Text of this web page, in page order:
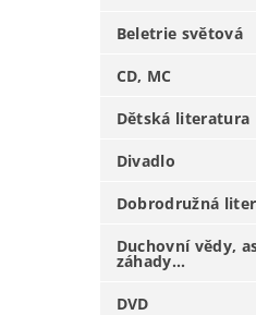
Beletrie světová
CD, MC
Dětská literatura
Divadlo
Dobrodružná
Duchovní vědy,
záhady...
DVD